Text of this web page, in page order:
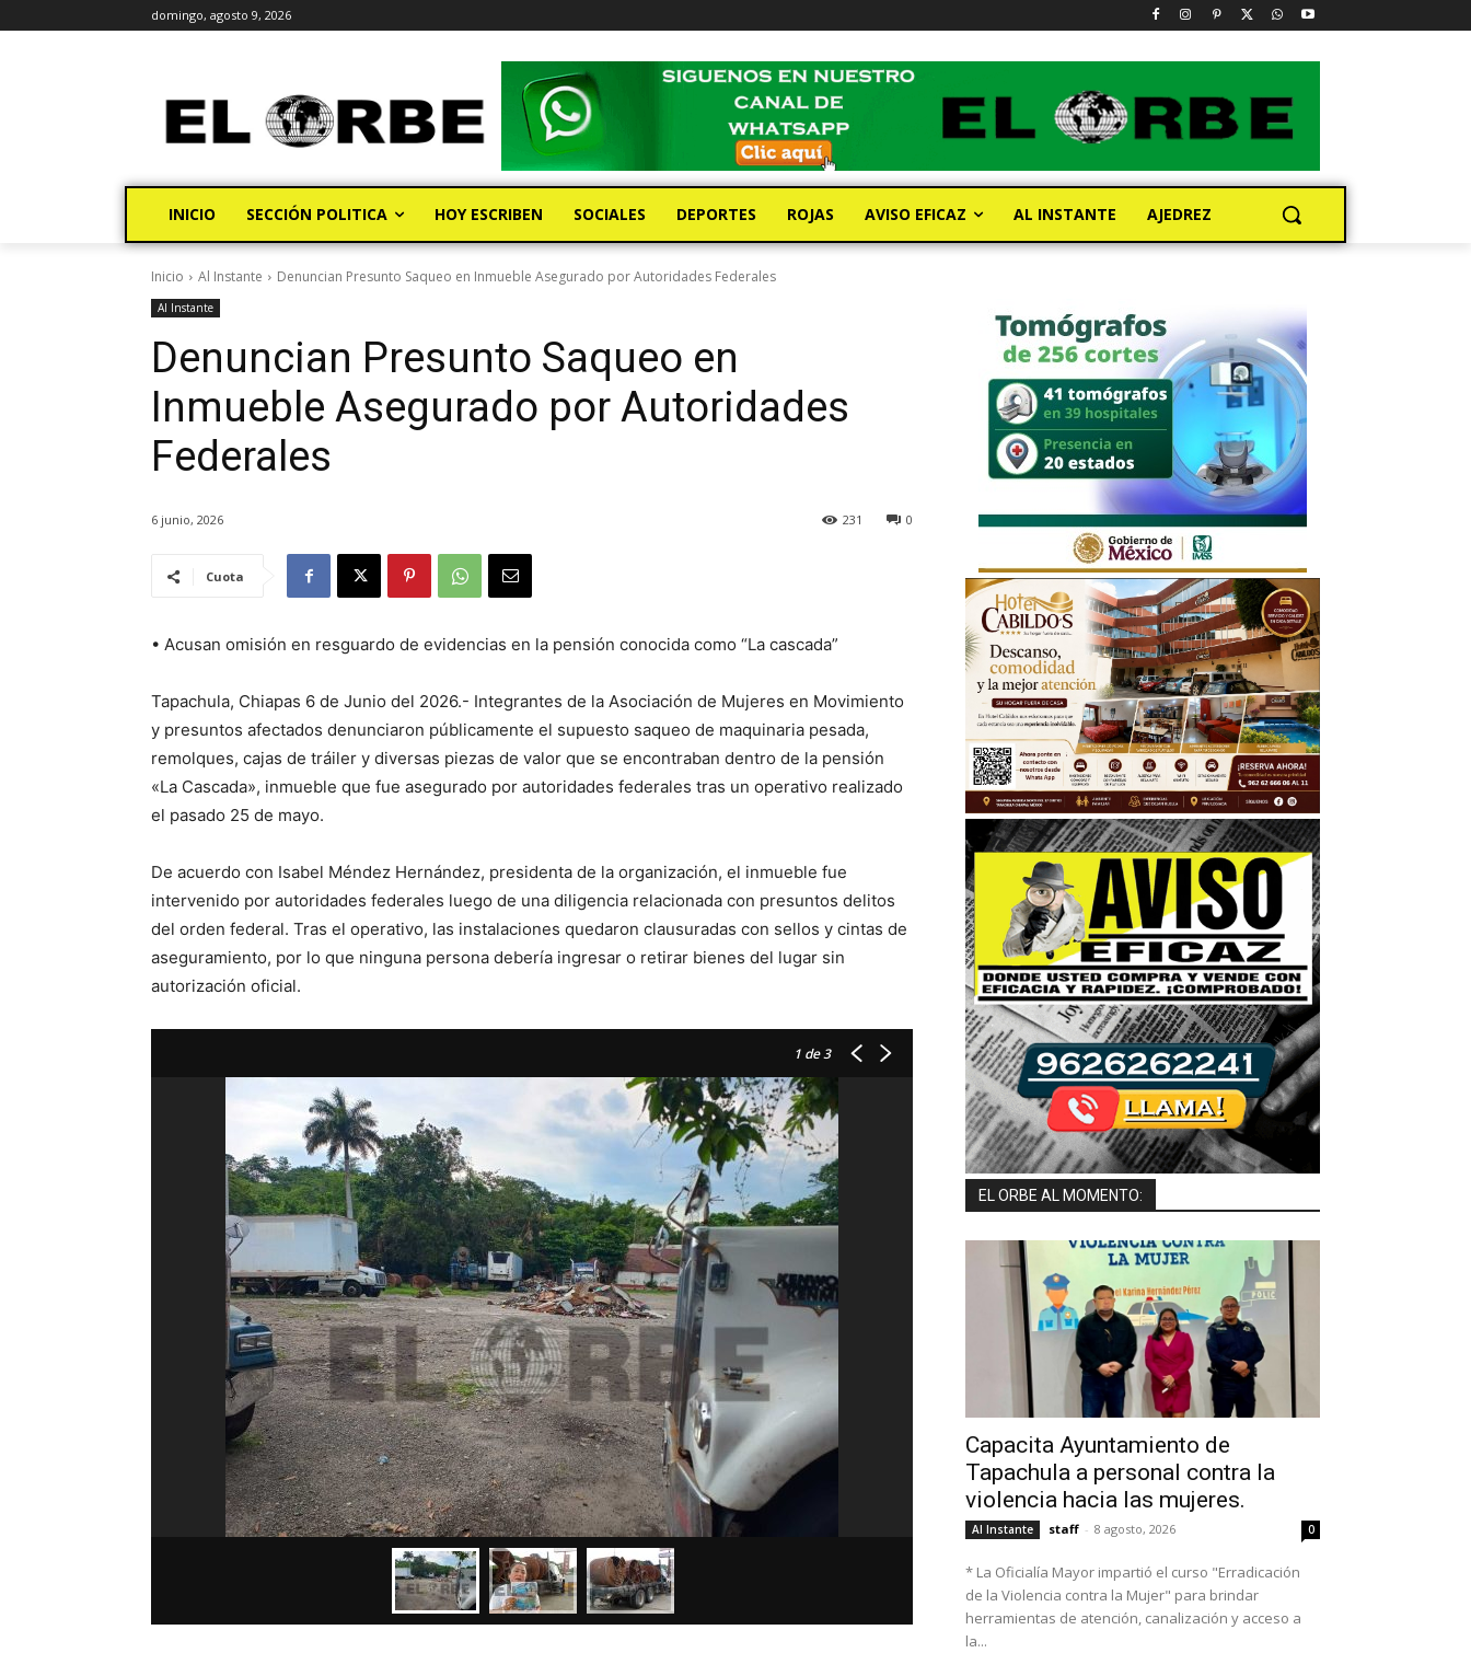
domingo, agosto 9, 2026
INICIO SECCIÓN POLITICA HOY ESCRIBEN SOCIALES DEPORTES ROJAS AVISO EFICAZ AL INSTANTE AJEDREZ
Inicio Al Instante Denuncian Presunto Saqueo en Inmueble Asegurado por Autoridades Federales
Al Instante
Denuncian Presunto Saqueo en
Inmueble Asegurado por Autoridades
Federales
6 junio, 2026 0
231
Cuota
• Acusan omisión en resguardo de evidencias en la pensión conocida como “La cascada”
Tapachula, Chiapas 6 de Junio del 2026.- Integrantes de la Asociación de Mujeres en Movimiento
y presuntos afectados denunciaron públicamente el supuesto saqueo de maquinaria pesada,
remolques, cajas de tráiler y diversas piezas de valor que se encontraban dentro de la pensión
«La Cascada», inmueble que fue asegurado por autoridades federales tras un operativo realizado
el pasado 25 de mayo.
De acuerdo con Isabel Méndez Hernández, presidenta de la organización, el inmueble fue
intervenido por autoridades federales luego de una diligencia relacionada con presuntos delitos
del orden federal. Tras el operativo, las instalaciones quedaron clausuradas con sellos y cintas de
aseguramiento, por lo que ninguna persona debería ingresar o retirar bienes del lugar sin
autorización oficial.
1 de 3
EL ORBE AL MOMENTO:
Capacita Ayuntamiento de
Tapachula a personal contra la
violencia hacia las mujeres.
Al Instante staff - 8 agosto, 2026 0
* La Oficialía Mayor impartió el curso "Erradicación
de la Violencia contra la Mujer" para brindar
herramientas de atención, canalización y acceso a
la...